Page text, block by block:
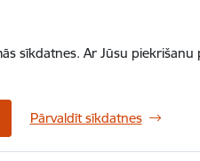
sīkdatnes. Ar Jūsu
Pārvaldīt sīkdatnes